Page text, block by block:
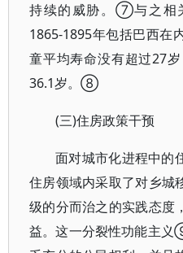
持续的威胁。⑦与之相
1865-1895年包括巴西在
童平均寿命没有超过27
36.1岁。⑧
(三)住房政策干预
面对城市化进程中的
住房领域内采取了对乡城
级的分而治之的实践态度
益。这一分裂性功能主